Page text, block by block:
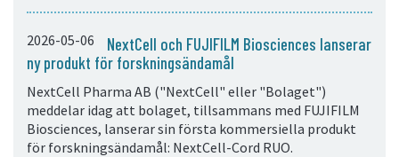
2026-05-06
NextCell och FUJIFILM Biosciences lanserar
ny produkt för forskningsändamål
NextCell Pharma AB ("NextCell" eller "Bolaget")
meddelar idag att bolaget, tillsammans med FUJIFILM
Biosciences, lanserar sin första kommersiella produkt
för forskningsändamål: NextCell-Cord RUO.